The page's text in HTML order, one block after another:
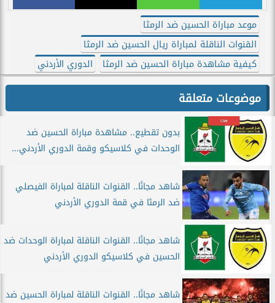
موعد مباراة الحسين ضد الرمثا
القنوات الناقلة لمباراة ريال الحسين ضد الرمثا
كيفية مشاهدة مباراة الحسين ضد الرمثا
الدوري الأردني
موضوعات متعلقة
بدون تقطيع.. مشاهدة مباراة الحسين ضد
الوحدات في كلاسيكو وقمة الدوري الأردني...
شاهد مجانًا.. القنوات الناقلة لمباراة الفيصلي
ضد الرمثا في قمة الدوري الأردني
شاهد مجانًا.. القنوات الناقلة لمباراة الوحدات ضد
الحسين في كلاسيكو الدوري الأردني
شاهد مجانًا.. القنوات الناقلة لمباراة الحسين ضد